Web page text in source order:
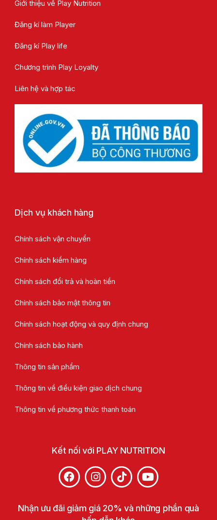
Giới thiệu về Play Nutrition
Đăng kí làm Player
Đăng kí Play life
Chương trình Play Loyalty
Liên hệ và hợp tác
Dịch vụ khách hàng
Chính sách vận chuyển
Chính sách kiểm hàng
Chính sách đổi trả và hoàn tiền
Chính sách bảo mật thông tin
Chính sách hoạt động và quy định chung
Chính sách bảo hành
Thông tin sản phẩm
Thông tin về điều kiện giao dịch chung
Thông tin về phương thức thanh toán
Kết nối với PLAY NUTRITION
Nhận ưu đãi giảm giá 20% và những phần quà